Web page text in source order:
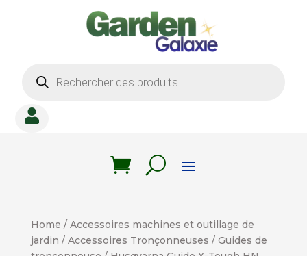
produits

Home / Accessoires machines et outillage de
jardin / Accessoires Tronçonneuses / Guides de